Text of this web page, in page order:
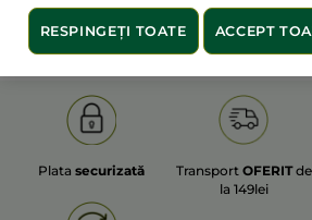
OLD PRODUCT LINE LES
Plata securizată Transport OFERITde
la 149lei
RESPINGEȚI TOATE ACCEPT